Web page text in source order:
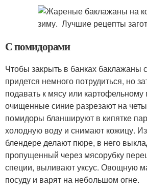
С помидорами
Чтобы закрыть в банках баклажаны
придется немного потрудиться, но
подавать к мясу или
очищенные синие разрезают на
помидоры бланшируют в кипятке
холодную воду и снимают кожицу.
блендере делают пюре, в него
пропущенный через мясорубку
специи, выливают уксус. Овощную
посуду и варят на небольшом огне.